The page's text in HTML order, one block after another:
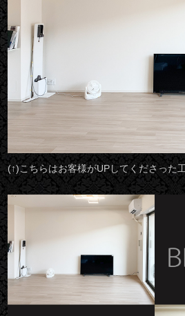
(↑)こちらはお客様がUPしてくださった